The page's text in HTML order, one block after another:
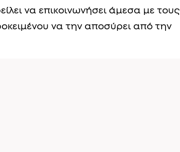
να επικοινωνήσει άμεσα με τους
να την αποσύρει από την